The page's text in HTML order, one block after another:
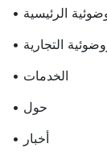
الرئيسية
التجارية
• الخدمات
• حول
• أخبار